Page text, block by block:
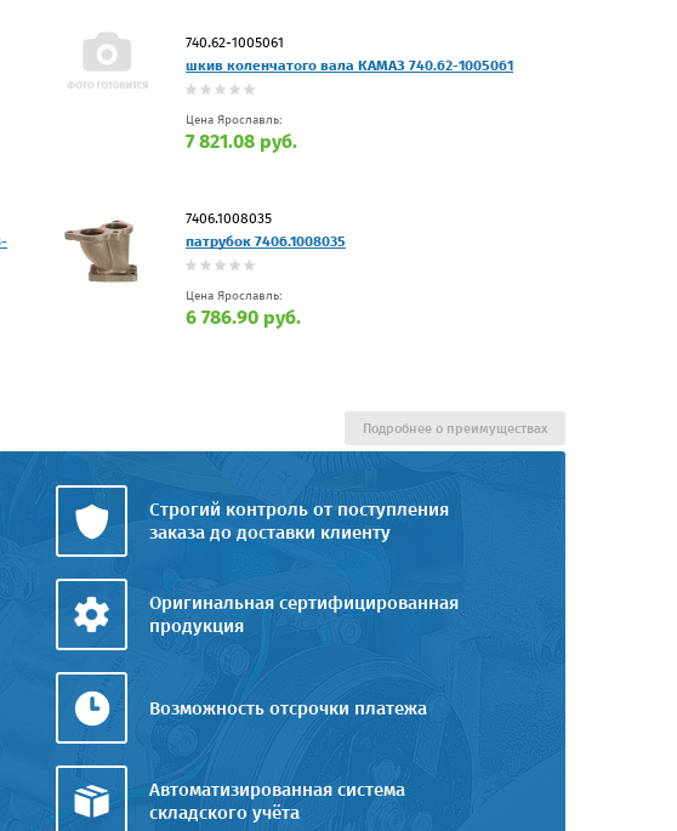
740.62-1005061
шкив коленчатого вала КАМАЗ 740.62-1005061
Цена Ярославль:
7 821.08 руб.
7406.1008035
патрубок 7406.1008035
Цена Ярославль:
6 786.90 руб.
Строгий контроль от поступления
заказа до доставки клиенту
Оригинальная сертифицированная
продукция
Возможность отсрочки платежа
Автоматизированная система
складского учёта
Подробнее о преимуществах